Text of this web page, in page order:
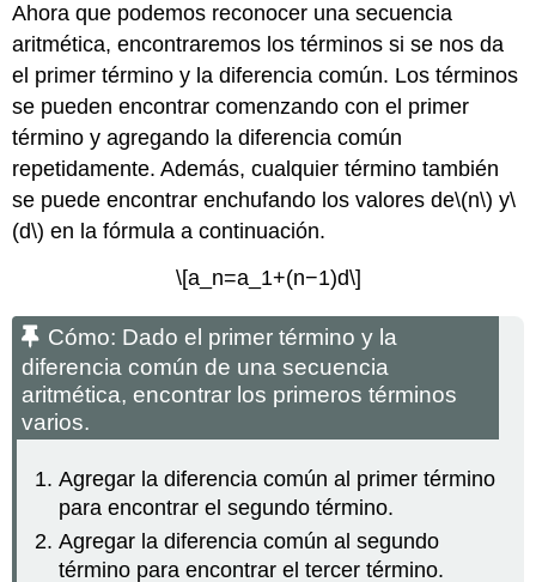
Ahora que podemos reconocer una secuencia
aritmética, encontraremos los términos si se nos da
el primer término y la diferencia común. Los términos
se pueden encontrar comenzando con el primer
término y agregando la diferencia común
repetidamente. Además, cualquier término también
se puede encontrar enchufando los valores de\(n\) y\
(d\) en la fórmula a continuación.
\[a_n=a_1+(n−1)d\]
Cómo: Dado el primer término y la
diferencia común de una secuencia
aritmética, encontrar los primeros términos
varios.
Agregar la diferencia común al primer término
para encontrar el segundo término.
Agregar la diferencia común al segundo
término para encontrar el tercer término.